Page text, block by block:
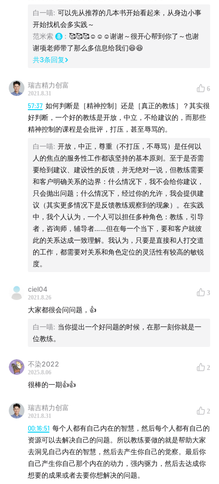
dhbsfuhnfu.feishu.cn
【本期嘉宾】
⬥11年专注教练本土化落地应用
⬥ 中国教练联盟（CCF）联席主席、认证评审官
⬥ 前国际教练联盟（ICF）北京分会理事
⬥ 前埃里克森国际教练学院中国区总经理
⬥ 国际 NLP 协会认证NLP专业执行师
⬥ 组织发展/培训管理顾问
【本期时间轴】
01:47 南都：教练技术，一项目源于传销都培训术
选择进入教练行业的契机是什么？
生活、健康、工作的失衡，开始思考何谓“成功”
13:21 教练究竟是如何运作在工作和生活中的？
17:50 教练是一种思维方式
教练本身需要的素养是什么？人人皆可当教练吗？
22:04教练应处于中立状态，接纳ta原本的模样
白一喵: 可以先从推荐的几本书开始看起来，从身边小事
开始找机会多实践～
范米索
: 🥰🥰🥰☺️☺️☺️谢谢～很开心帮到你了～也谢
谢项老师带了那么多信息给我们😆😆
共3条回复
瑞吉精力创富
2021.8.31
6
57:37 如何判断是［精神控制］还是［真正的教练］？其实很
好判断，一个好的教练是开放，中立，不给建议的，而那些
精神控制的课程是会批评，打压，甚至辱骂的。
白一喵: 开放，中正，尊重（不打压，不辱骂）是任何以
人的焦点的服务性工作都该坚持的基本原则。至于是否需
要给到建议、建设性的反馈，并无绝对一说，但教练需要
和客户明确关系的边界：什么情况下，我不会给你建议，
只会抛出问题；什么情况下，经过你的允许，我会提供建
议（其实更多情况下是反馈教练观察到的现象）。在实践
中，我个人认为，一个人可以担任多种角色：教练，引导
者，咨询师，辅导者……但在每一个当下，要和客户就彼
此的关系达成一致理解。我认为，只要是直接和人打交道
的工作，都需要对关系和角色定位的灵活性有较高的敏锐
度。
ciel04
2021.8.26
3
大家都很会问问题，👍
白一喵: 当你提出一个好问题的时候，在那一刻你就是一
位教练。
不染2022
2025.8.06
2
很棒的一期👍👍
瑞吉精力创富
2021.8.31
2
00:16:51 每个人都有自己内在的智慧，然后每个人都有自己的
资源可以去解决自己的问题。所以教练要做的就是帮助大家
去洞见自己内在的智慧，然后去产生你自己的觉察。最后你
自己产生你自己那个内在的动力，强内驱力，然后去达成你
想要的成果或者去要你想解决的问题。